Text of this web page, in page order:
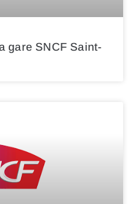
gare SNCF Saint-